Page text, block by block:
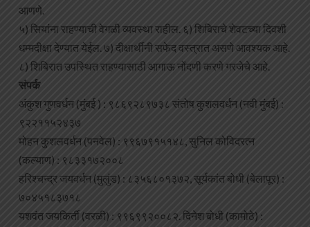
आणणे.
५) सियांना राहण्याची वेगळी व्यवस्था राहील. ६) शिबिराचे शेवटच्या दिवशी
धम्मदीक्षा देण्यात येईल. ७) दीक्षार्थीनी सफेद वस्त्रात असणे आवश्यक आहे.
८) शिबिरात उपस्थित राहण्यासाठी आगाऊ नोंदणी करणे गरजेचे आहे.
संपर्क
अंकुश गुणवर्धन (मुंबई ) : ९८६९२८९७३८ संतोष कुशलवर्धन (नवी मुंबई) :
९२२११५२४३७
मोहन कुशलवर्धन (पनवेल) : ९९६७९१५१४८, सुनिल कोविदरत्न
(कल्याण) : ९८३३१७२००८
हरिश्चन्द्र जयवर्धन (मुलुंड) : ८३५६८०१३७२, सूर्यकांत बोधी (बेलापूर) :
७०४५१८३७१८
यशवंत जयकिर्ती (वरळी) : ९९६९९२००८२. दिनेश बोधी (कामोठे) :